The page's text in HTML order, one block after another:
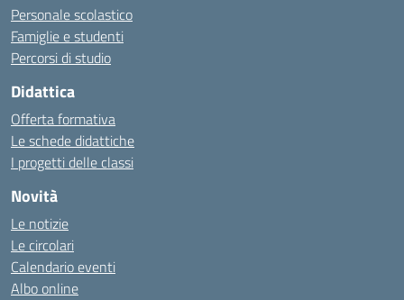
Personale scolastico
Famiglie e studenti
Percorsi di studio
Didattica
Offerta formativa
Le schede didattiche
I progetti delle classi
Novità
Le notizie
Le circolari
Calendario eventi
Albo online